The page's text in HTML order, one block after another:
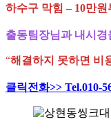
하수구 막힘 – 10만원
출동팀장님과 내시
“해결하지 못하면 비
클릭전화>> Tel.010-